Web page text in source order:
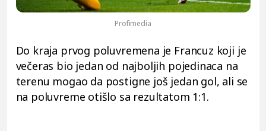
Profimedia
Do kraja prvog poluvremena je Francuz koji je
večeras bio jedan od najboljih pojedinaca na
terenu mogao da postigne još jedan gol, ali se
na poluvreme otišlo sa rezultatom 1:1.